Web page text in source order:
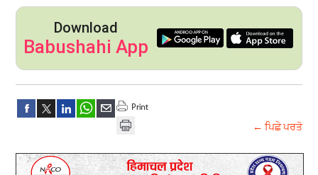
Download
Babushahi App
← ਪਿਛੇ ਪਰਤੋ